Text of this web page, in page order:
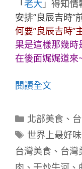
「老大 」得知情
安排”良辰吉時”
何要”良辰吉時”
果是這樣那幾時
在後面娓娓道來
閱讀全文
分
類
北部美食、
標
籤
世界上最好
台灣美食 、 台灣